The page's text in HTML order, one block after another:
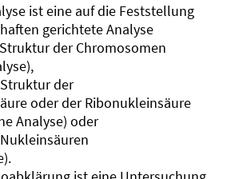
ist eine auf die Feststellung
gerichtete Analyse
der Chromosomen
der
oder der Ribonukleinsäure
Analyse) oder